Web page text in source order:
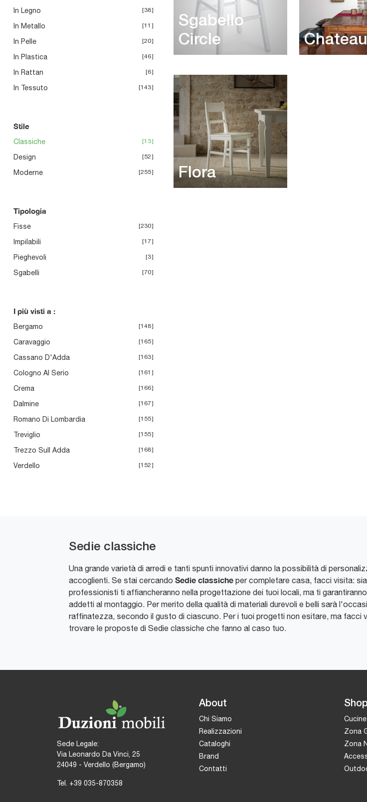
In Legno 38
In Metallo 11
In Pelle 20
In Plastica 46
In Rattan 6
In Tessuto 143
Stile
Classiche 13
Design 52
Moderne 255
Tipologia
Fisse 230
Impilabili 17
Pieghevoli 3
Sgabelli 70
I più visti a :
Bergamo 148
Caravaggio 165
Cassano D'Adda 163
Cologno Al Serio 161
Crema 166
Dalmine 167
Romano Di Lombardia 155
Treviglio 155
Trezzo Sull Adda 168
Verdello 152
Sgabello
Circle
Flora
Sedie classiche
Una grande varietà di arredi e tanti spunti innovativi danno la possibilità di
accoglienti. Se stai cercando Sedie classiche per completare casa, facci visita:
professionisti ti affiancheranno nella progettazione dei tuoi locali, ma ti
addetti al montaggio. Per merito della qualità di materiali durevoli e belli sarà
raffinatezza, secondo il gusto di ciascuno. Per i tuoi progetti non esitare, ma
trovare le proposte di Sedie classiche che fanno al caso tuo.
Sede Legale:
Via Leonardo Da Vinci, 25
24049 - Verdello (Bergamo)
Tel. +39 035-870358
About
Chi Siamo
Realizzazioni
Cataloghi
Brand
Contatti
Zona
Zona